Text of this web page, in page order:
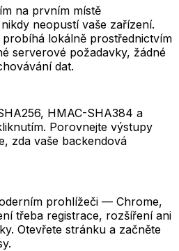
na prvním místě
neopustí vaše zařízení.
lokálně prostřednictvím
serverové požadavky, žádné
dat.
HMAC-SHA384 a
Porovnejte výstupy
zda vaše backendová
prohlížeči — Chrome,
třeba registrace, rozšíření ani
Otevřete stránku a začněte